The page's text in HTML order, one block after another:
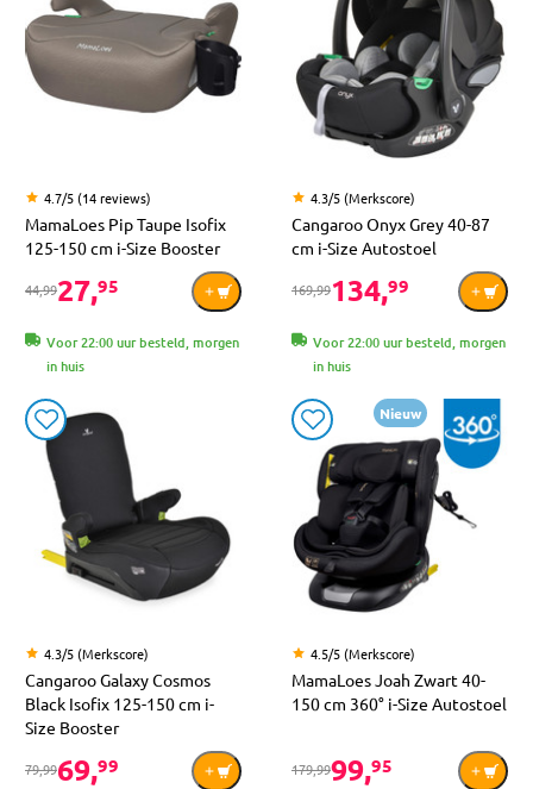
4.7/5 (14 reviews)
MamaLoes Pip Taupe Isofix
125-150 cm i-Size Booster
44,9927,95
Voor 22:00 uur besteld, morgen
in huis
4.3/5 (Merkscore)
Cangaroo Onyx Grey 40-87
cm i-Size Autostoel
169,99134,99
Voor 22:00 uur besteld, morgen
in huis
4.3/5 (Merkscore)
Cangaroo Galaxy Cosmos
Black Isofix 125-150 cm i-
Size Booster
79,9969,99
Nieuw
4.5/5 (Merkscore)
MamaLoes Joah Zwart 40-
150 cm 360° i-Size Autostoel
179,9999,95